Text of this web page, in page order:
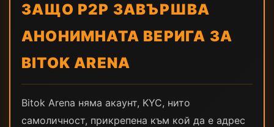
ЗАЩО P2P ЗАВЪРШВА
АНОНИМНАТА ВЕРИГА ЗА
BITOK ARENA
Bitok Arena няма акаунт, KYC, нито
самоличност, прикрепена към кой да е адрес